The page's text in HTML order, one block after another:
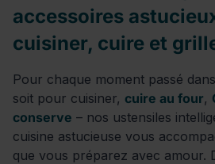
accessoires
cuisiner, cuire et
Pour chaque moment passé
soit pour cuisiner, cuire au four,
conserve – nos ustensiles
cuisine astucieuse vous
que vous préparez avec amour.